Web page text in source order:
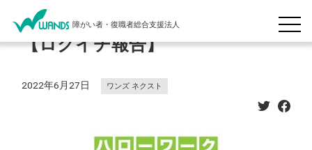
障がい者・復職者総合支援法人
【ロクイチ報告】
2022年6月27日 ワンズ ネクスト